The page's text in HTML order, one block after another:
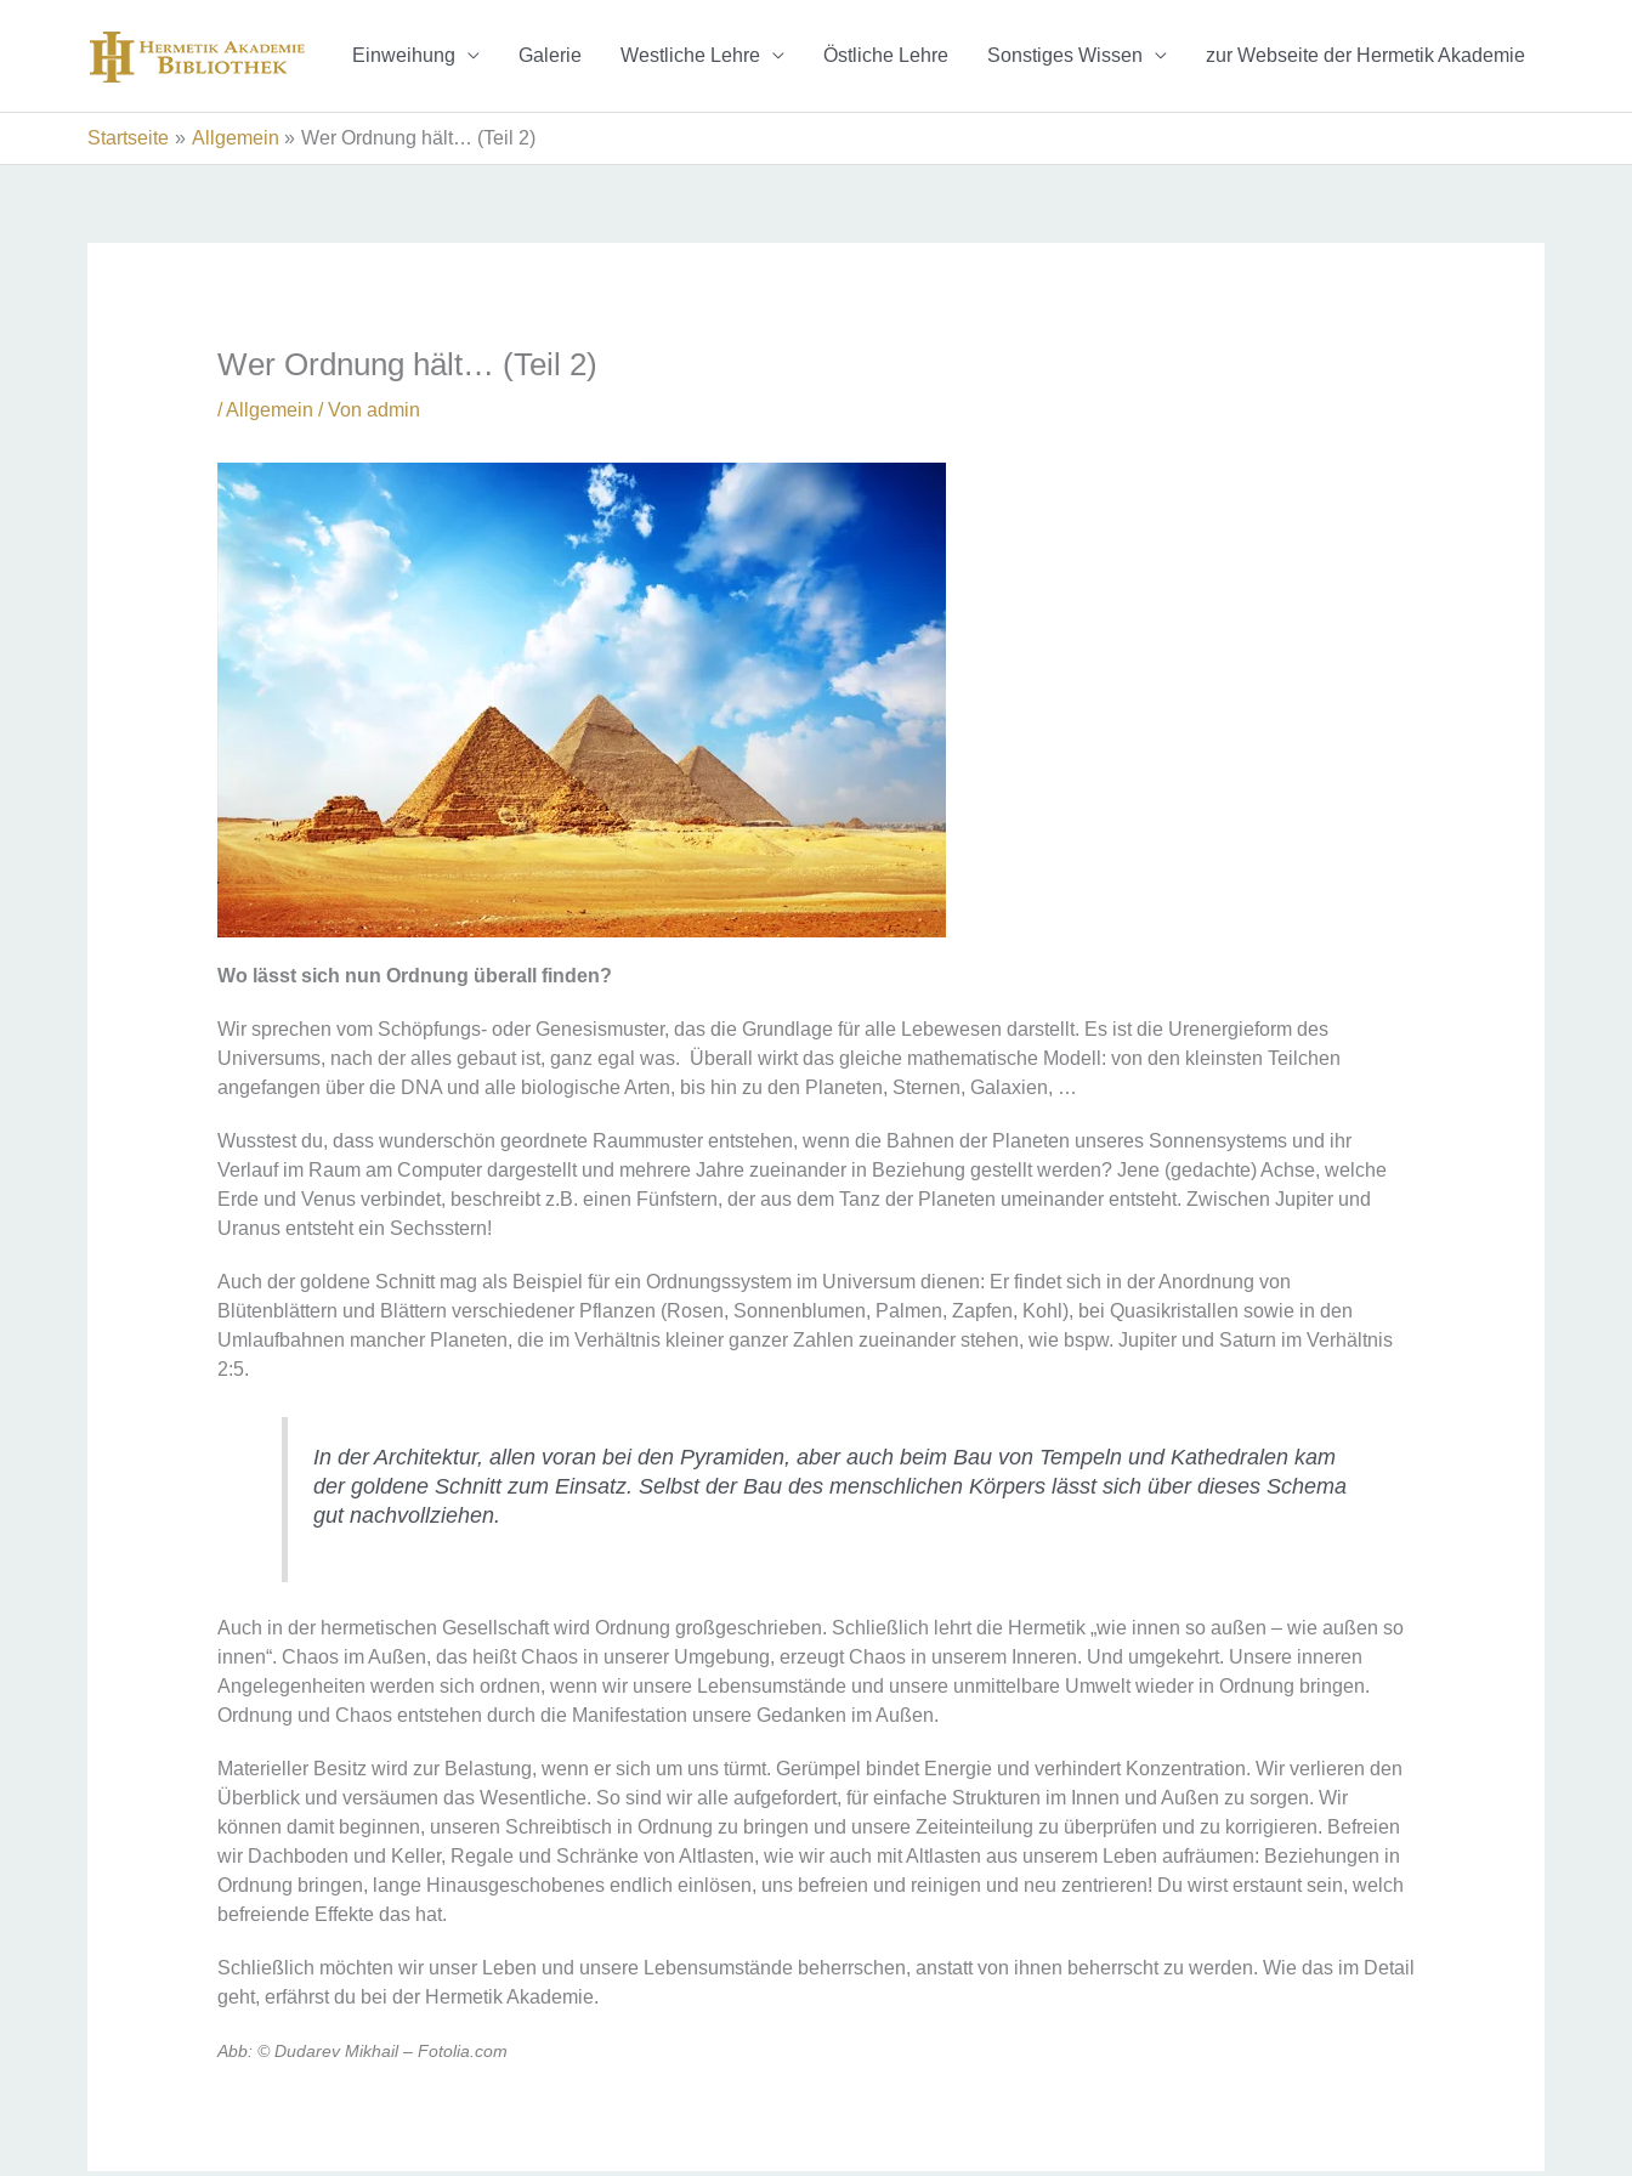
Einweihung Galerie Westliche Lehre Östliche Lehre Sonstiges Wissen zur Webseite der Hermetik Akademie
Startseite Allgemein Wer Ordnung hält… (Teil 2)
Wer Ordnung hält… (Teil 2)
/Allgemein / Von admin
Wo lässt sich nun Ordnung überall finden?
Wir sprechen vom Schöpfungs- oder Genesismuster, das die Grundlage für alle Lebewesen darstellt. Es ist die Urenergieform des
Universums, nach der alles gebaut ist, ganz egal was. Überall wirkt das gleiche mathematische Modell: von den kleinsten Teilchen
angefangen über die DNA und alle biologische Arten, bis hin zu den Planeten, Sternen, Galaxien, …
Wusstest du, dass wunderschön geordnete Raummuster entstehen, wenn die Bahnen der Planeten unseres Sonnensystems und ihr
Verlauf im Raum am Computer dargestellt und mehrere Jahre zueinander in Beziehung gestellt werden? Jene (gedachte) Achse, welche
Erde und Venus verbindet, beschreibt z.B. einen Fünfstern, der aus dem Tanz der Planeten umeinander entsteht. Zwischen Jupiter und
Uranus entsteht ein Sechsstern!
Auch der goldene Schnitt mag als Beispiel für ein Ordnungssystem im Universum dienen: Er findet sich in der Anordnung von
Blütenblättern und Blättern verschiedener Pflanzen (Rosen, Sonnenblumen, Palmen, Zapfen, Kohl), bei Quasikristallen sowie in den
Umlaufbahnen mancher Planeten, die im Verhältnis kleiner ganzer Zahlen zueinander stehen, wie bspw. Jupiter und Saturn im Verhältnis
2:5.
In der Architektur, allen voran bei den Pyramiden, aber auch beim Bau von Tempeln und Kathedralen kam
der goldene Schnitt zum Einsatz. Selbst der Bau des menschlichen Körpers lässt sich über dieses Schema
gut nachvollziehen.
Auch in der hermetischen Gesellschaft wird Ordnung großgeschrieben. Schließlich lehrt die Hermetik „wie innen so außen – wie außen so
innen“. Chaos im Außen, das heißt Chaos in unserer Umgebung, erzeugt Chaos in unserem Inneren. Und umgekehrt. Unsere inneren
Angelegenheiten werden sich ordnen, wenn wir unsere Lebensumstände und unsere unmittelbare Umwelt wieder in Ordnung bringen.
Ordnung und Chaos entstehen durch die Manifestation unsere Gedanken im Außen.
Materieller Besitz wird zur Belastung, wenn er sich um uns türmt. Gerümpel bindet Energie und verhindert Konzentration. Wir verlieren den
Überblick und versäumen das Wesentliche. So sind wir alle aufgefordert, für einfache Strukturen im Innen und Außen zu sorgen. Wir
können damit beginnen, unseren Schreibtisch in Ordnung zu bringen und unsere Zeiteinteilung zu überprüfen und zu korrigieren. Befreien
wir Dachboden und Keller, Regale und Schränke von Altlasten, wie wir auch mit Altlasten aus unserem Leben aufräumen: Beziehungen in
Ordnung bringen, lange Hinausgeschobenes endlich einlösen, uns befreien und reinigen und neu zentrieren! Du wirst erstaunt sein, welch
befreiende Effekte das hat.
Schließlich möchten wir unser Leben und unsere Lebensumstände beherrschen, anstatt von ihnen beherrscht zu werden. Wie das im Detail
geht, erfährst du bei der Hermetik Akademie.
Abb: © Dudarev Mikhail – Fotolia.com